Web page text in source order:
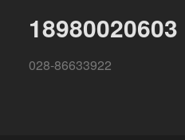
18980020603
028-86633922